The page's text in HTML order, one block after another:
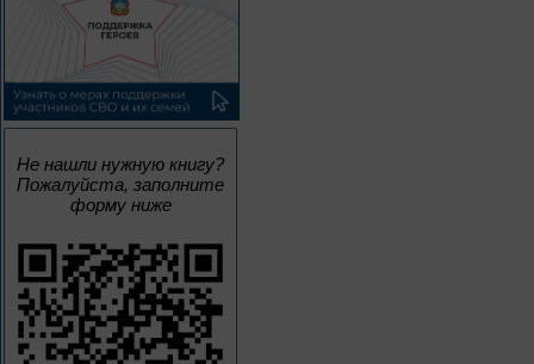
Не нашли нужную книгу?
Пожалуйста, заполните
форму ниже